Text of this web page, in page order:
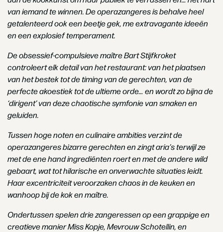
van iemand te winnen. Deoperazangeres is behalve heel
getalenteerd ook een beetje gek, meextravagante ideeën
en een explosief temperament.
De obsessief-compulsieve maître Bart Stijfkroket
controleert elk detailvan het restaurant: van het plaatsen
van het bestek tot de timing vande gerechten, van de
perfecte akoestiek tot de ultieme orde… en wordt zo bijna de
‘dirigent’ van deze chaotische symfonie van smakenen
geluiden.
Tussen hoge noten en culinaire ambities verzint de
operazangeres bizarregerechten en zingt aria’s terwijl ze
met de ene hand ingrediënten roert enmet de andere wild
gebaart, wat tot hilarische en onverwachte situatiesleidt.
Haar excentriciteit veroorzaken chaos in de keuken en
wanhoop bijde kok en maître.
Ondertussen spelen drie zangeressen op een grappige en
creatieve manierMiss Kopje, Mevrouw Schotellin, en